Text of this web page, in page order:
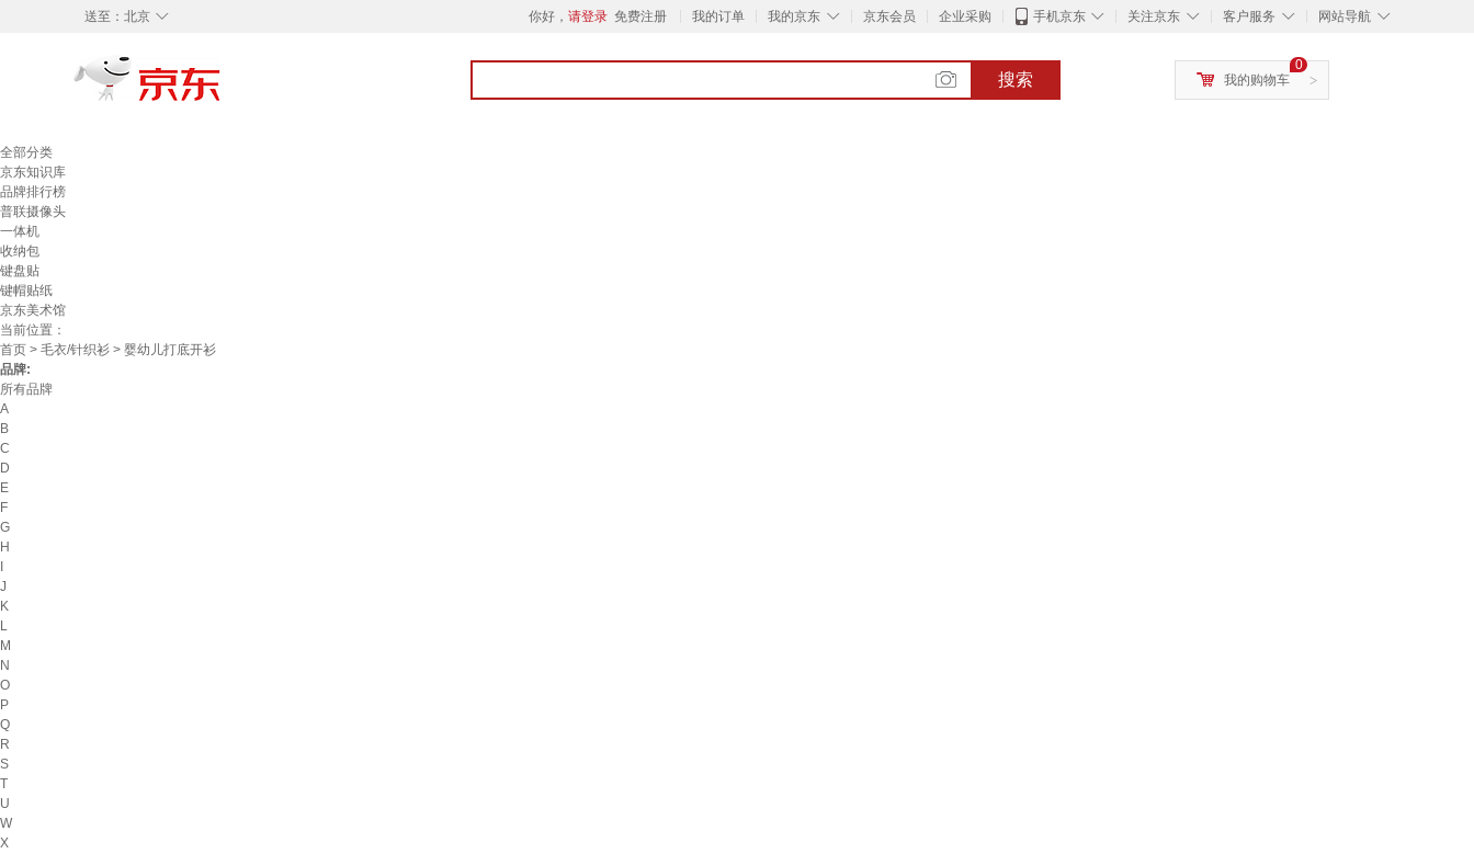
◇
送至： 北京 你好， 请登录 免费注册 我的订单 ◇
我的京东 京东会员 企业采购 ◇
手机京东 ◇
关注京东 ◇
客户服务 ◇
网站导航
搜索 >
0
我的购物车
全部分类
京东知识库
品牌排行榜
普联摄像头
一体机
收纳包
键盘贴
键帽贴纸
京东美术馆
当前位置：
首页 > 毛衣/针织衫 > 婴幼儿打底开衫
品牌:
所有品牌
A
B
C
D
E
F
G
H
J
K
L
M
N
O
P
Q
R
S
T
U
W
X